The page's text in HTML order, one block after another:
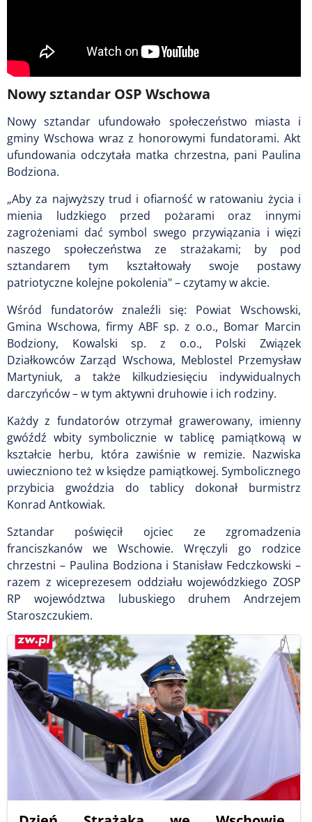
Nowy sztandar OSP Wschowa
Nowy sztandar ufundowało społeczeństwo miasta i
gminy Wschowa wraz z honorowymi fundatorami. Akt
ufundowania odczytała matka chrzestna, pani Paulina
Bodziona.
„Aby za najwyższy trud i ofiarność w ratowaniu życia i
mienia ludzkiego przed pożarami oraz innymi
zagrożeniami dać symbol swego przywiązania i więzi
naszego społeczeństwa ze strażakami; by pod
sztandarem tym kształtowały swoje postawy
patriotyczne kolejne pokolenia" – czytamy w akcie.
Wśród fundatorów znaleźli się: Powiat Wschowski,
Gmina Wschowa, firmy ABF sp. z o.o., Bomar Marcin
Bodziony, Kowalski sp. z o.o., Polski Związek
Działkowców Zarząd Wschowa, Meblostel Przemysław
Martyniuk, a także kilkudziesięciu indywidualnych
darczyńców – w tym aktywni druhowie i ich rodziny.
Każdy z fundatorów otrzymał grawerowany, imienny
gwóźdź wbity symbolicznie w tablicę pamiątkową w
kształcie herbu, która zawiśnie w remizie. Nazwiska
uwieczniono też w księdze pamiątkowej. Symbolicznego
przybicia gwoździa do tablicy dokonał burmistrz
Konrad Antkowiak.
Sztandar poświęcił ojciec ze zgromadzenia
franciszkanów we Wschowie. Wręczyli go rodzice
chrzestni – Paulina Bodziona i Stanisław Fedczkowski –
razem z wiceprezesem oddziału wojewódzkiego ZOSP
RP województwa lubuskiego druhem Andrzejem
Staroszczukiem.